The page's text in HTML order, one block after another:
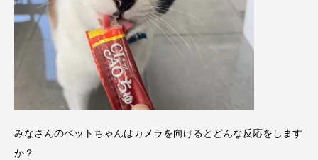
みなさんのペットちゃんはカメラを向けるとどんな反応をします
か？